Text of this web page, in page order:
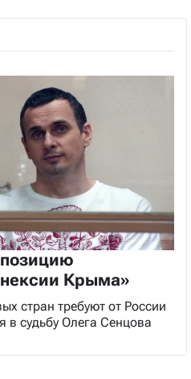
Крыма»
стран требуют от России
в судьбу Олега Сенцова